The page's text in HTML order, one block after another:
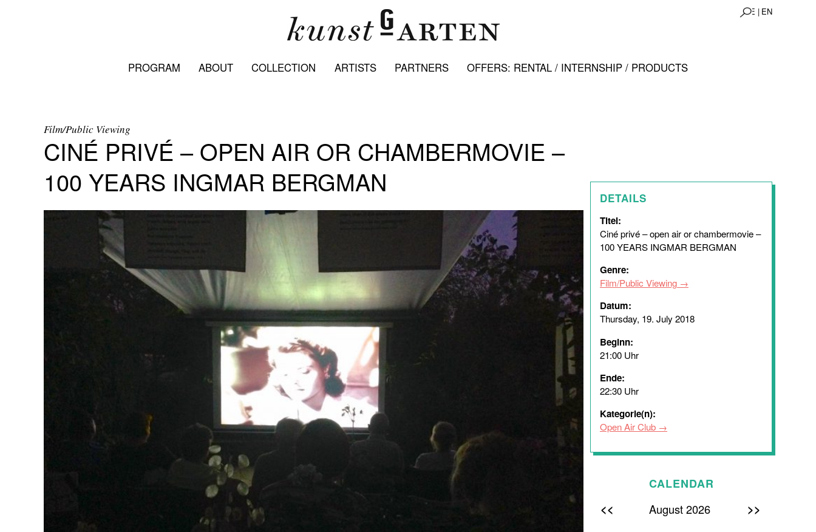
DE | EN
PROGRAM ABOUT COLLECTION ARTISTS PARTNERS OFFERS: RENTAL / INTERNSHIP / PRODUCTS
Film/Public Viewing
CINÉ PRIVÉ – OPEN AIR OR CHAMBERMOVIE –
100 YEARS INGMAR BERGMAN
DETAILS
Titel:
Ciné privé – open air or chambermovie –
100 YEARS INGMAR BERGMAN
Genre:
Film/Public Viewing
Datum:
Thursday, 19. July 2018
Beginn:
21:00 Uhr
Ende:
22:30 Uhr
Kategorie(n):
Open Air Club
CALENDAR
<< August 2026 >>